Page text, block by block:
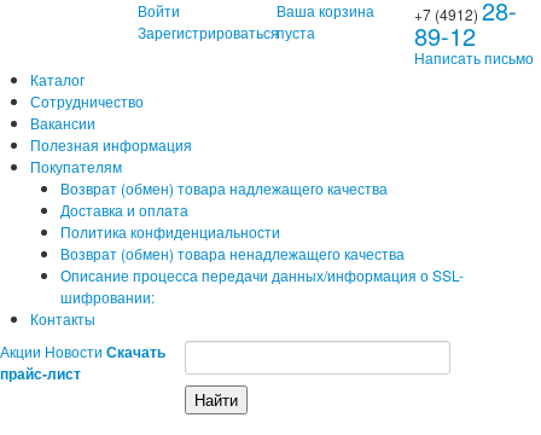
Войти
Зарегистрироваться
Ваша корзина
пуста
+7 (4912)28-
89-12
Написать письмо
Каталог
Сотрудничество
Вакансии
Полезная информация
Покупателям
Возврат (обмен) товара надлежащего качества
Доставка и оплата
Политика конфиденциальности
Возврат (обмен) товара ненадлежащего качества
Описание процесса передачи данных/информация о SSL-
шифровании:
Контакты
Акции Новости Скачать
прайс-лист